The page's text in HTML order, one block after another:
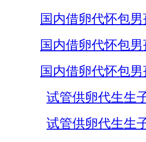
国内借卵代怀包
国内借卵代怀包
国内借卵代怀包
试管供卵代生生
试管供卵代生生